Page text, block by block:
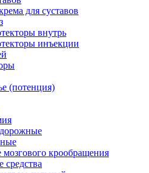
для суставов
внутрь
инъекции
(потенция)
крообращения